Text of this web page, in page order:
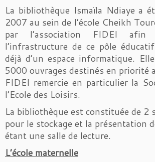
La bibliothèque Ismaïla Ndiaye a
2007 au sein de l’école Cheikh
par l’association FIDEI afin
l’infrastructure de ce pôle
déjà d’un espace informatique.
5000 ouvrages destinés en priorité
FIDEI remercie en particulier la
l’Ecole des Loisirs.
La bibliothèque est constituée de 2
pour le stockage et la présentation
étant une salle de lecture.
L’école maternelle